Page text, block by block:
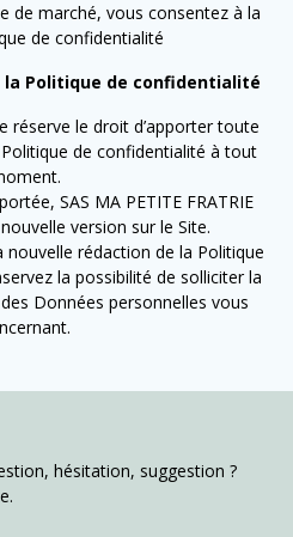
de marché, vous consentez à la
de confidentialité
la Politique de confidentialité
réserve le droit d’apporter toute
de confidentialité à tout
SAS MA PETITE FRATRIE
version sur le Site.
nouvelle rédaction de la Politique
la possibilité de solliciter la
Données personnelles vous
hésitation, suggestion ?